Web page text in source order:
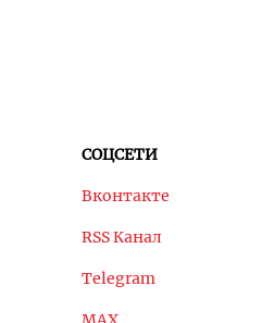
СОЦСЕТИ
Вконтакте
RSS Канал
Telegram